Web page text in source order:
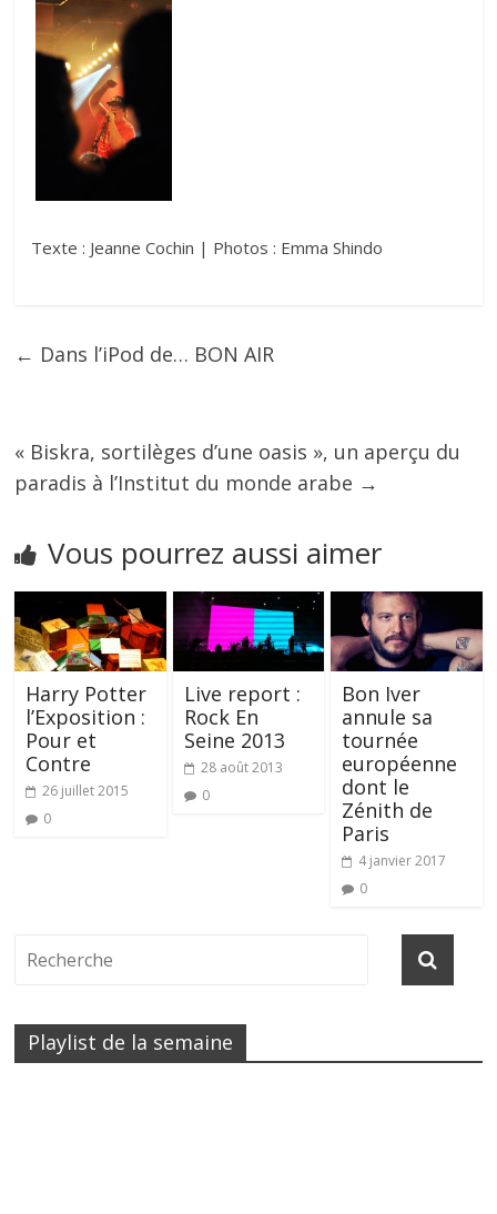
Texte : Jeanne Cochin | Photos : Emma Shindo
← Dans l’iPod de… BON AIR
« Biskra, sortilèges d’une oasis », un aperçu du
paradis à l’Institut du monde arabe →
Vous pourrez aussi aimer
Harry Potter
l’Exposition :
Pour et
Contre
26 juillet 2015
0
Live report :
Rock En
Seine 2013
28 août 2013
0
Bon Iver
annule sa
tournée
européenne
dont le
Zénith de
Paris
4 janvier 2017
0
Playlist de la semaine